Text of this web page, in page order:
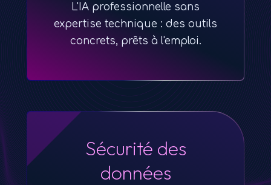
L'IA professionnelle sans
expertise technique : des outils
concrets, prêts à l'emploi.
Sécurité des
données